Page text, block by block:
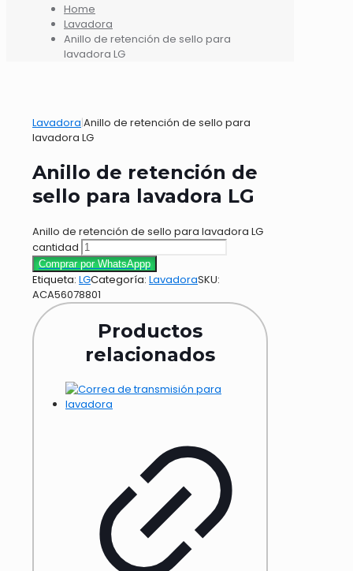
Home
Lavadora
Anillo de retención de sello para
lavadora LG
Lavadora|Anillo de retención de sello para
lavadora LG
Anillo de retención de
sello para lavadora LG
Anillo de retención de sello para lavadora LG
cantidad
Comprar por WhatsAppp
Etiqueta: LGCategoría: LavadoraSKU:
ACA56078801
Productos
relacionados